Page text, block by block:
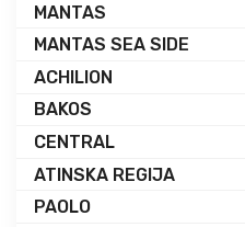
MANTAS
MANTAS SEA SIDE
ACHILION
BAKOS
CENTRAL
ATINSKA REGIJA
PAOLO